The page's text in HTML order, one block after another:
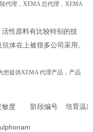
代理，XEMA总代理，XEMA
性原料有比较特别的技
体在上被很多公司采用。
您提供XEMA代理产品，产品
敏度 阶段编号 培育温度